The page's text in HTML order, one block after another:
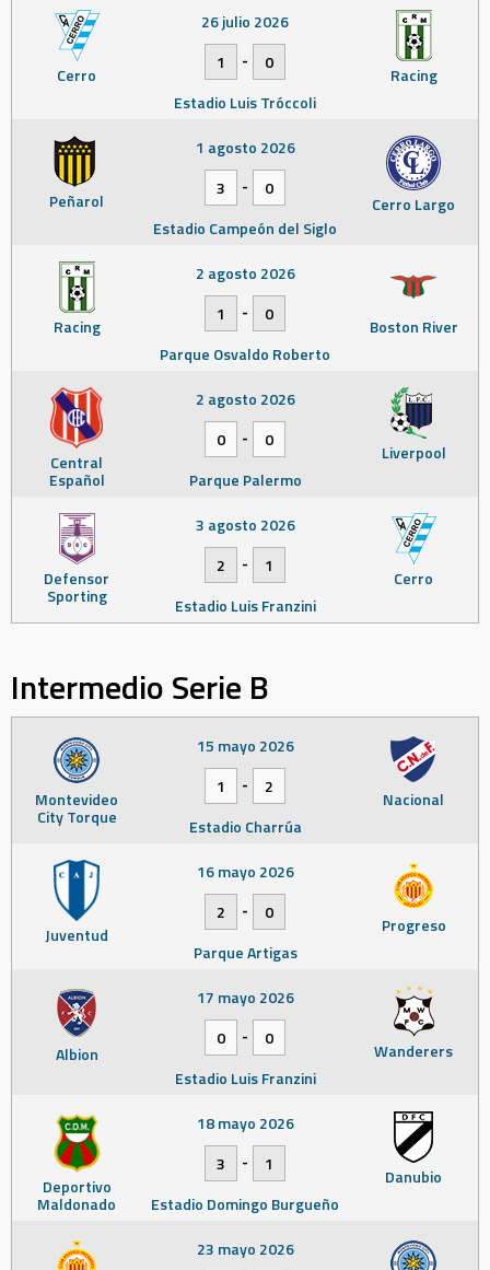
Cerro Racing
26 julio 2026
1
-
0
Estadio Luis Tróccoli
Peñarol Cerro Largo
1 agosto 2026
3
-
0
Estadio Campeón del Siglo
Racing Boston River
2 agosto 2026
1
-
0
Parque Osvaldo Roberto
Central
Español
Liverpool
2 agosto 2026
0
-
0
Parque Palermo
Defensor
Sporting
Cerro
3 agosto 2026
2
-
1
Estadio Luis Franzini
Intermedio Serie B
Montevideo
City Torque
Nacional
15 mayo 2026
1
-
2
Estadio Charrúa
Juventud Progreso
16 mayo 2026
2
-
0
Parque Artigas
Albion Wanderers
17 mayo 2026
0
-
0
Estadio Luis Franzini
Deportivo
Maldonado
Danubio
18 mayo 2026
3
-
1
Estadio Domingo Burgueño
23 mayo 2026